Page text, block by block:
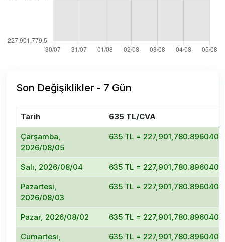
Son Değişiklikler - 7 Gün
Tarih 635 TL/CVA
Çarşamba,
2026/08/05
635 TL =
Salı, 2026/08/04 635 TL =
Pazartesi,
2026/08/03
635 TL =
Pazar, 2026/08/02 635 TL =
Cumartesi,
635 TL =